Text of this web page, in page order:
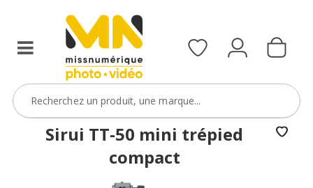
Sirui TT-50 mini trépied
compact